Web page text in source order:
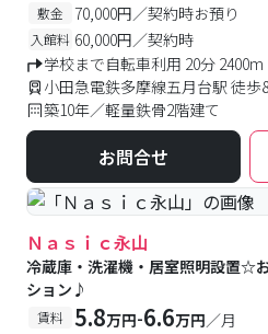
敷金 70,000円／契約時お預り
入館料 60,000円／契約時
学校まで自転車利用 20分 2400m
小田急電鉄多摩線五月台駅 徒歩
築10年／軽量鉄骨2階建て
お問合せ
Ｎａｓｉｃ永山
冷蔵庫・洗濯機・居室照明設置☆
ション♪
賃料 5.8万円-6.6万円／月